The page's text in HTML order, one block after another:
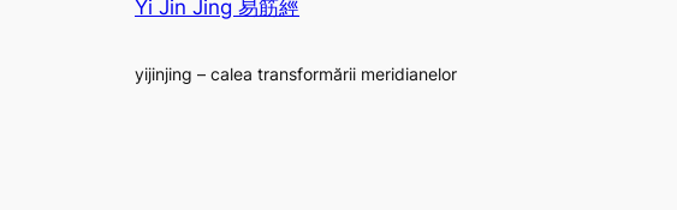
Yi Jin Jing 易筋經
yijinjing – calea transformării meridianelor